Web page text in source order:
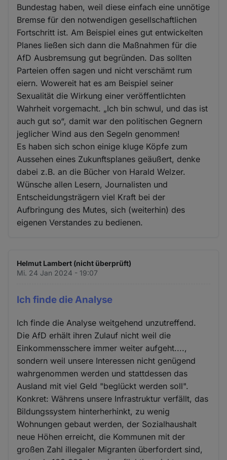
Bundestag haben, weil diese einfach eine unnötige
Bremse für den notwendigen gesellschaftlichen
Fortschritt ist. Am Beispiel eines gut entwickelten
Planes ließen sich dann die Maßnahmen für die
AfD Ausbremsung gut begründen. Das sollten
Parteien offen sagen und nicht verschämt rum
eiern. Wowereit hat es am Beispiel seiner
Sexualität die Wirkung einer veröffentlichten
Wahrheit vorgemacht. „Ich bin schwul, und das ist
auch gut so“, damit war den politischen Gegnern
jeglicher Wind aus den Segeln genommen!
Es haben sich schon einige kluge Köpfe zum
Aussehen eines Zukunftsplanes geäußert, denke
dabei z.B. an die Bücher von Harald Welzer.
Wünsche allen Lesern, Journalisten und
Entscheidungsträgern viel Kraft bei der
Aufbringung des Mutes, sich (weiterhin) des
eigenen Verstandes zu bedienen.
Helmut Lambert (nicht überprüft)
Mi. 24 Jan 2024 - 19:07
Ich finde die Analyse
Ich finde die Analyse weitgehend unzutreffend.
Die AfD erhält ihren Zulauf nicht weil die
Einkommensschere immer weiter aufgeht....,
sondern weil unsere Interessen nicht genügend
wahrgenommen werden und stattdessen das
Ausland mit viel Geld "beglückt werden soll".
Konkret: Währens unsere Infrastruktur verfällt, das
Bildungssystem hinterherhinkt, zu wenig
Wohnungen gebaut werden, der Sozialhaushalt
neue Höhen erreicht, die Kommunen mit der
großen Zahl illegaler Migranten überfordert sind,